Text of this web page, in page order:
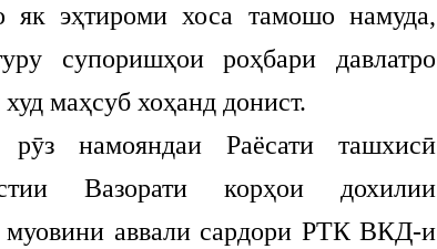
як эҳтироми хоса тамошо намуда,
супоришҳои роҳбари давлатро
маҳсуб хоҳанд донист.
намояндаи Раёсати ташхисӣ
Вазорати корҳои дохилии
аввали сардори РТК ВКД-и